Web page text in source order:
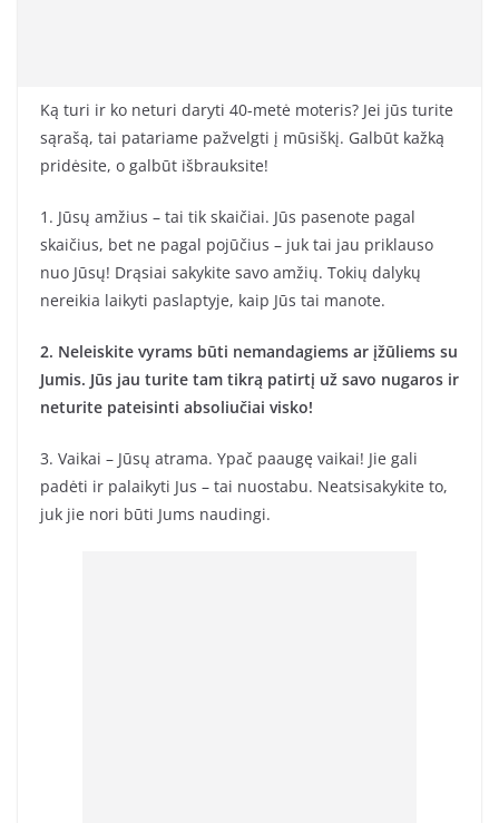
Ką turi ir ko neturi daryti 40-metė moteris? Jei jūs turite
sąrašą, tai patariame pažvelgti į mūsiškį. Galbūt kažką
pridėsite, o galbūt išbrauksite!
1. Jūsų amžius – tai tik skaičiai. Jūs pasenote pagal
skaičius, bet ne pagal pojūčius – juk tai jau priklauso
nuo Jūsų! Drąsiai sakykite savo amžių. Tokių dalykų
nereikia laikyti paslaptyje, kaip Jūs tai manote.
2. Neleiskite vyrams būti nemandagiems ar įžūliems su
Jumis. Jūs jau turite tam tikrą patirtį už savo nugaros ir
neturite pateisinti absoliučiai visko!
3. Vaikai – Jūsų atrama. Ypač paaugę vaikai! Jie gali
padėti ir palaikyti Jus – tai nuostabu. Neatsisakykite to,
juk jie nori būti Jums naudingi.